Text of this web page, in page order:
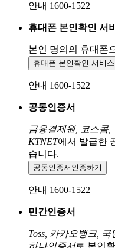
안내 1600-1522
휴대폰 본인확인 서
본인 명의의 휴대폰
휴대폰 본인확인 서비스
안내 1600-1522
공동인증서
금융결제원, 코스콤,
KTNET에서 발급한
습니다.
공동인증서 인증하기
안내 1600-1522
민간인증서
Toss, 카카오뱅크,